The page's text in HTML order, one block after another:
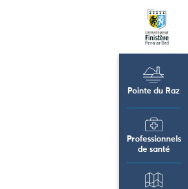
Pointe du Raz
Professionnels
de santé